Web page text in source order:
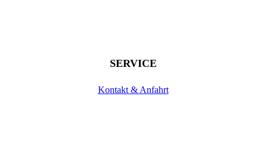
SERVICE
Kontakt & Anfahrt